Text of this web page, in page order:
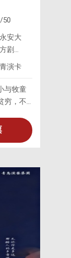
50
安大
剧
演卡
与牧童
穷，不
元及
已。